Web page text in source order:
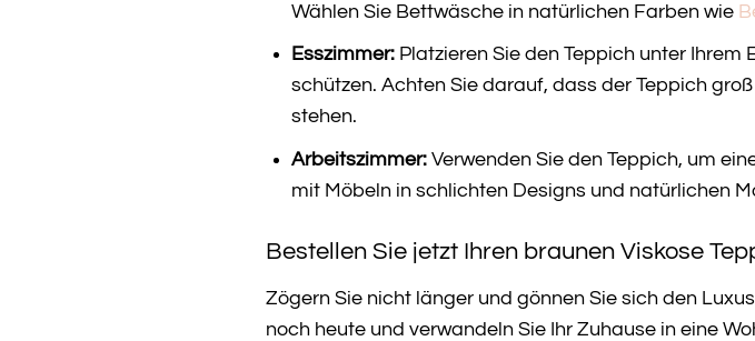
Wählen Sie Bettwäsche in natürlichen Farben wie
Esszimmer:Platzieren Sie den Teppich unter Ihrem
schützen. Achten Sie darauf, dass der Teppich
stehen.
Arbeitszimmer:Verwenden Sie den Teppich, um
mit Möbeln in schlichten Designs und natürlichen
Bestellen Sie jetzt Ihren braunen Viskose
Zögern Sie nicht länger und gönnen Sie sich den
noch heute und verwandeln Sie Ihr Zuhause in eine